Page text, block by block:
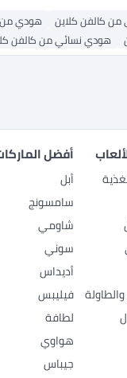
كالفن كلاين هودي من
هودي نسائي من كالفن
أفضل
أبل
سامسونج
شاومي
سوني
أديداس
فيليبس
لطافة
هواوي
جيباس